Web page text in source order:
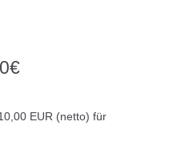
€
EUR (netto) für